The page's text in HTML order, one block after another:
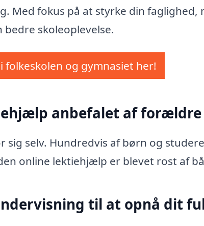
Med fokus på at styrke din faglighed,
skoleoplevelse.
folkeskolen og gymnasiet her!
anbefalet af forældre
sig selv. Hundredvis af børn og
online lektiehjælp er blevet rost af
til at opnå dit